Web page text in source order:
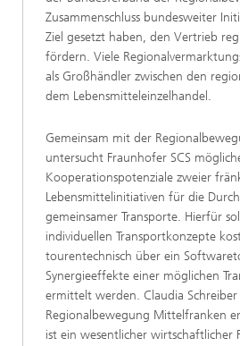
Zusammenschluss bundesweiter
Ziel gesetzt haben, den Vertrieb
fördern. Viele
als Großhändler zwischen den
dem Lebensmitteleinzelhandel.
Gemeinsam mit der
untersucht Fraunhofer SCS
Kooperationspotenziale zweier
Lebensmittelinitiativen für die
gemeinsamer Transporte. Hierfür
individuellen Transportkonzepte
tourentechnisch über ein
Synergieeffekte einer möglichen
ermittelt werden. Claudia
Regionalbewegung Mittelfranken
ist ein wesentlicher wirtschaftlicher